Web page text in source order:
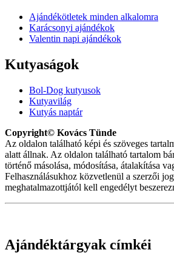
Ajándékötletek minden alkalomra
Karácsonyi ajándékok
Valentin napi ajándékok
Kutyaságok
Bol-Dog kutyusok
Kutyavilág
Kutyás naptár
Copyright© Kovács Tünde
Az oldalon található képi és szöveges
alatt állnak. Az oldalon található tartalom
történő másolása, módosítása, átalakítása
Felhasználásukhoz közvetlenül a szerzői
meghatalmazottjától kell engedélyt
Ajándéktárgyak címkéi